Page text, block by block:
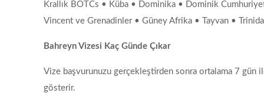
Krallık BOTCs • Küba • Dominika • Dominik
Vincent ve Grenadinler • Güney Afrika • Tayvan •
Bahreyn Vizesi Kaç Günde Çıkar
Vize başvurunuzu gerçekleştirden sonra ortalama 7 gün
gösterir.